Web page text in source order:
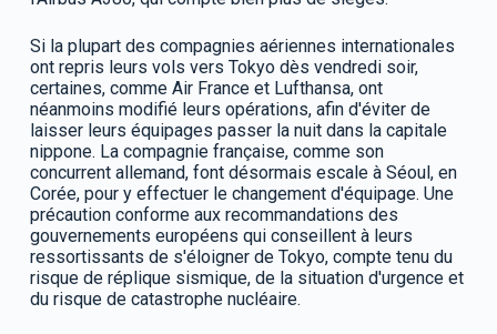
Si la plupart des compagnies aériennes internationales
ont repris leurs vols vers Tokyo dès vendredi soir,
certaines, comme Air France et Lufthansa, ont
néanmoins modifié leurs opérations, afin d'éviter de
laisser leurs équipages passer la nuit dans la capitale
nippone. La compagnie française, comme son
concurrent allemand, font désormais escale à Séoul, en
Corée, pour y effectuer le changement d'équipage. Une
précaution conforme aux recommandations des
gouvernements européens qui conseillent à leurs
ressortissants de s'éloigner de Tokyo, compte tenu du
risque de réplique sismique, de la situation d'urgence et
du risque de catastrophe nucléaire.